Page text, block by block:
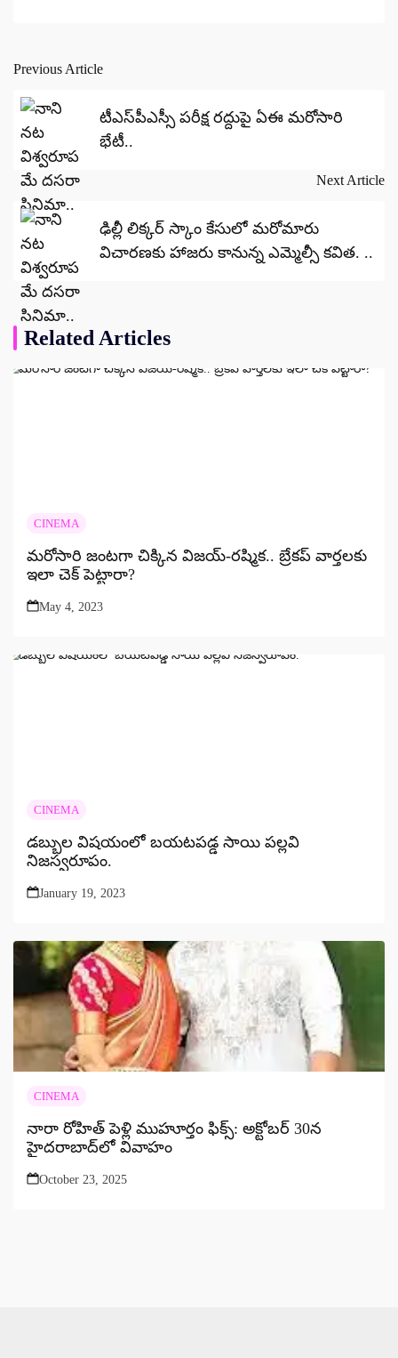
Post
navigation
Previous Article
టీఎస్‌పీఎస్సీ పరీక్ష రద్దుపై ఏఈ మరోసారి
భేటీ..
Next Article
ఢిల్లీ లిక్కర్ స్కాం కేసులో మరోమారు
విచారణకు హాజరు కానున్న ఎమ్మెల్సీ కవిత. ..
Related Articles
CINEMA
మరోసారి జంటగా చిక్కిన విజయ్‌-రష్మిక.. బ్రేకప్ వార్తలకు
ఇలా చెక్ పెట్టారా?
May 4, 2023
CINEMA
డబ్బుల విషయంలో బయటపడ్డ సాయి పల్లవి
నిజస్వరూపం.
January 19, 2023
CINEMA
నారా రోహిత్ పెళ్లి ముహూర్తం ఫిక్స్: అక్టోబర్ 30న
హైదరాబాద్‌లో వివాహం
October 23, 2025